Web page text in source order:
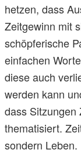
hetzen, dass
Zeitgewinn mit
schöpferische
einfachen
diese auch
werden kann
dass Sitzungen
thematisiert.
sondern